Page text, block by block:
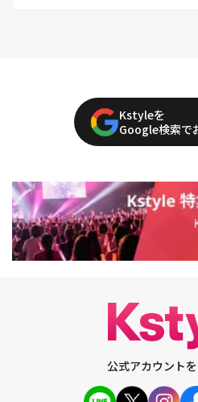
Kstyleを
Google検索で
公式アカウント